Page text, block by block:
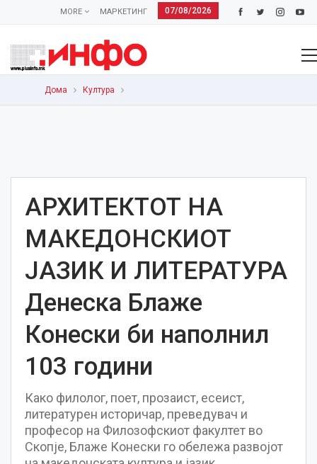
07/08/2026
МАРКЕТИНГ
MORE
Дома Култура
АРХИТЕКТОТ НА
МАКЕДОНСКИОТ
ЈАЗИК И ЛИТЕРАТУРА
Денеска Блаже
Конески би наполнил
103 години
Како филолог, поет, прозаист, есеист,
литературен историчар, преведувач и
професор на Филозофскиот факултет во
Скопје, Блаже Конески го обележа развојот